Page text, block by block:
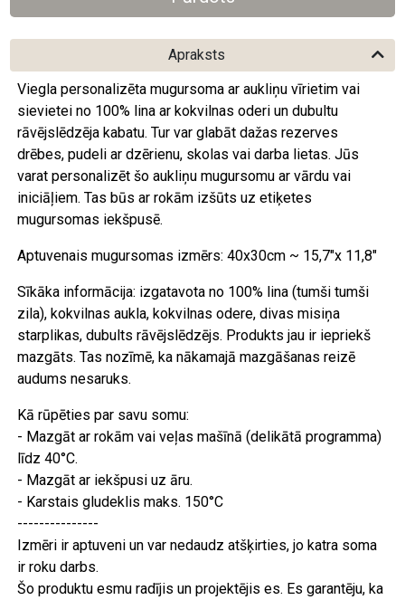
Apraksts
Viegla personalizēta mugursoma ar aukliņu vīrietim vai
sievietei no 100% lina ar kokvilnas oderi un dubultu
rāvējslēdzēja kabatu. Tur var glabāt dažas rezerves
drēbes, pudeli ar dzērienu, skolas vai darba lietas. Jūs
varat personalizēt šo aukliņu mugursomu ar vārdu vai
iniciāļiem. Tas būs ar rokām izšūts uz etiķetes
mugursomas iekšpusē.
Aptuvenais mugursomas izmērs: 40x30cm ~ 15,7"x 11,8"
Sīkāka informācija: izgatavota no 100% lina (tumši tumši
zila), kokvilnas aukla, kokvilnas odere, divas misiņa
starplikas, dubults rāvējslēdzējs. Produkts jau ir iepriekš
mazgāts. Tas nozīmē, ka nākamajā mazgāšanas reizē
audums nesaruks.
Kā rūpēties par savu somu:
- Mazgāt ar rokām vai veļas mašīnā (delikātā programma)
līdz 40°C.
- Mazgāt ar iekšpusi uz āru.
- Karstais gludeklis maks. 150°C
---------------
Izmēri ir aptuveni un var nedaudz atšķirties, jo katra soma
ir roku darbs.
Šo produktu esmu radījis un projektējis es. Es garantēju, ka